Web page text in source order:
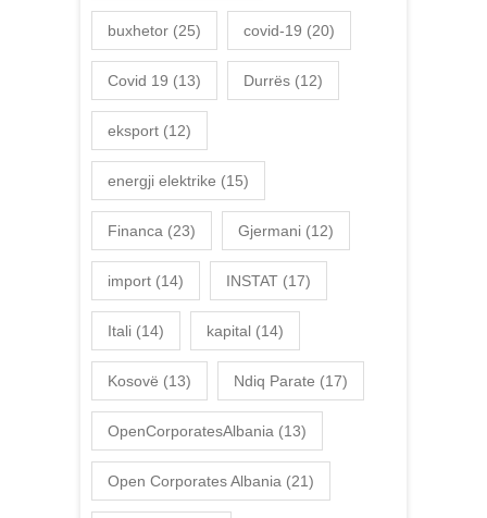
buxhetor (25) covid-19 (20)
Covid 19 (13) Durrës (12)
eksport (12)
energji elektrike (15)
Financa (23) Gjermani (12)
import (14) INSTAT (17)
Itali (14) kapital (14)
Kosovë (13) Ndiq Parate (17)
OpenCorporatesAlbania (13)
Open Corporates Albania (21)